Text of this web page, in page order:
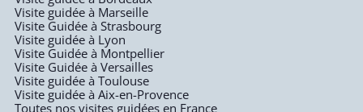
Visite guidée à Marseille
Visite Guidée à Strasbourg
Visite guidée à Lyon
Visite Guidée à Montpellier
Visite Guidée à Versailles
Visite guidée à Toulouse
Visite guidée à Aix-en-Provence
Toutes nos visites guidées en France